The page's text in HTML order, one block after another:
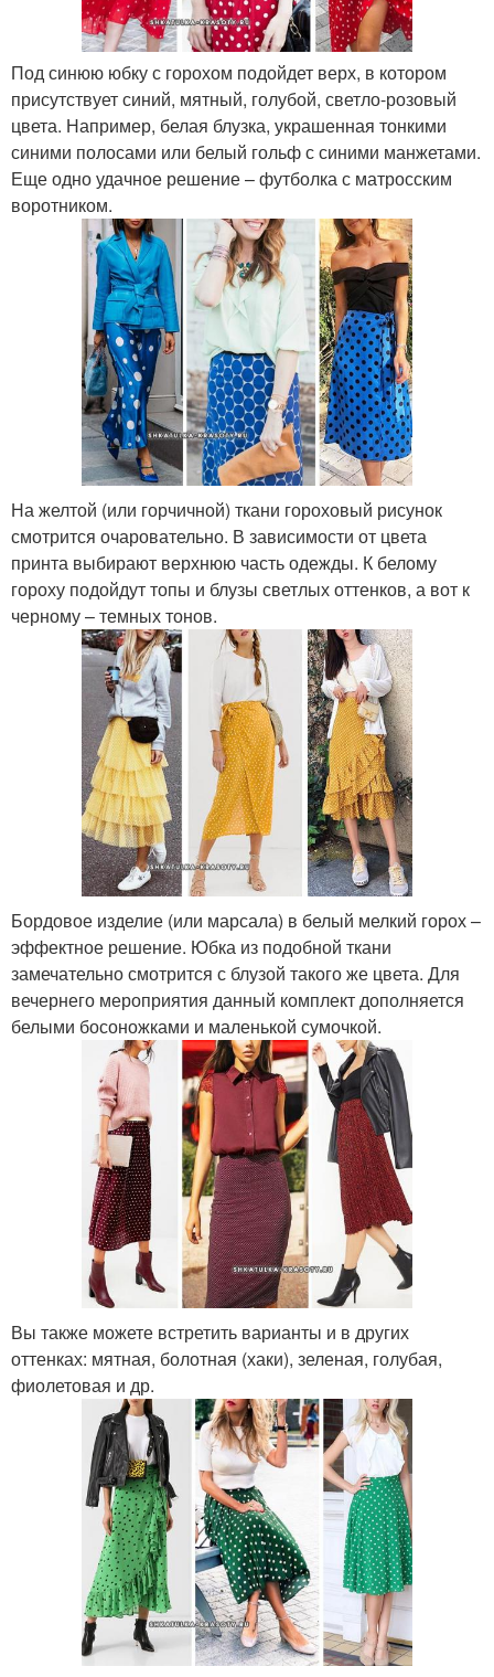
Под синюю юбку с горохом подойдет верх, в котором
присутствует синий, мятный, голубой, светло-розовый
цвета. Например, белая блузка, украшенная тонкими
синими полосами или белый гольф с синими манжетами.
Еще одно удачное решение – футболка с матросским
воротником.
На желтой (или горчичной) ткани гороховый рисунок
смотрится очаровательно. В зависимости от цвета
принта выбирают верхнюю часть одежды. К белому
гороху подойдут топы и блузы светлых оттенков, а вот к
черному – темных тонов.
Бордовое изделие (или марсала) в белый мелкий горох –
эффектное решение. Юбка из подобной ткани
замечательно смотрится с блузой такого же цвета. Для
вечернего мероприятия данный комплект дополняется
белыми босоножками и маленькой сумочкой.
Вы также можете встретить варианты и в других
оттенках: мятная, болотная (хаки), зеленая, голубая,
фиолетовая и др.